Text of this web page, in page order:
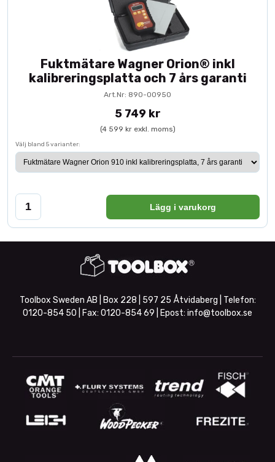
Fuktmätare Wagner Orion® inkl
kalibreringsplatta och 7 års garanti
Art.Nr: 890-00950
5 749 kr
(4 599 kr exkl. moms)
Välj bland 5 varianter:
Lägg i varukorg
Toolbox Sweden AB | Box 228 | 597 25 Åtvidaberg | Telefon:
0120-854 50 | Fax: 0120-854 69 | Epost: info@toolbox.se